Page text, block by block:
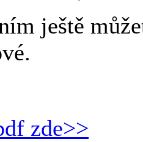
ještě
zde>>